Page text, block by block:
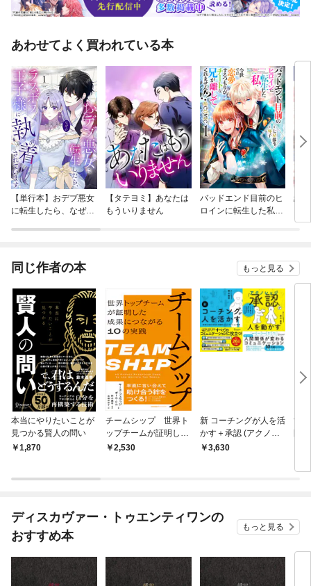
と、実際のアプローチを学ぶことで、自分自身を導く一生モノのスキルが
手に入ります。本書を読み終えたとき、あなたはあなたの人生を「価値あ
す。
あわせてよく買われている本
【単行本】おデブ悪女
に転生したら、なぜか
【タテヨミ】あなたは
もういりません
バッドエンド目前のヒ
ロインに転生した私、
結
同じ作者の本 もっと見る
本当にやりたいことが
見つかる賢人の問い
1,870
チームシップ 世界ト
ップチームが証明した
成果につながる10の実
2,530
新 コーチングが人を活
かす＋承認 (アクノレ
ッジ) が人を動かす【2
3,630
す
ディスカヴァー・トゥエンティワンの
おすすめ本
もっと見る